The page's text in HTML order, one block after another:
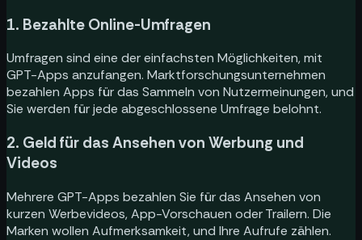
1. Bezahlte Online-Umfragen
Umfragen sind eine der einfachsten Möglichkeiten, mit
GPT-Apps anzufangen. Marktforschungsunternehmen
bezahlen Apps für das Sammeln von Nutzermeinungen, und
Sie werden für jede abgeschlossene Umfrage belohnt.
2. Geld für das Ansehen von Werbung und
Videos
Mehrere GPT-Apps bezahlen Sie für das Ansehen von
kurzen Werbevideos, App-Vorschauen oder Trailern. Die
Marken wollen Aufmerksamkeit, und Ihre Aufrufe zählen.